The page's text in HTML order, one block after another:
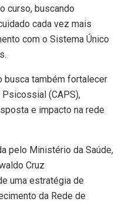
curso, buscando
cada vez mais
com o Sistema Único
busca também fortalecer
(CAPS),
e impacto na rede
pelo Ministério da Saúde,
Cruz
uma estratégia de
da Rede de